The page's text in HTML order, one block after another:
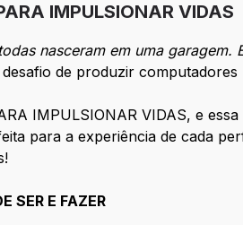
IMPULSIONAR VIDAS
nasceram em uma garagem.
de produzir computadores
IMPULSIONAR VIDAS, e
para a experiência de cada
SER E FAZER